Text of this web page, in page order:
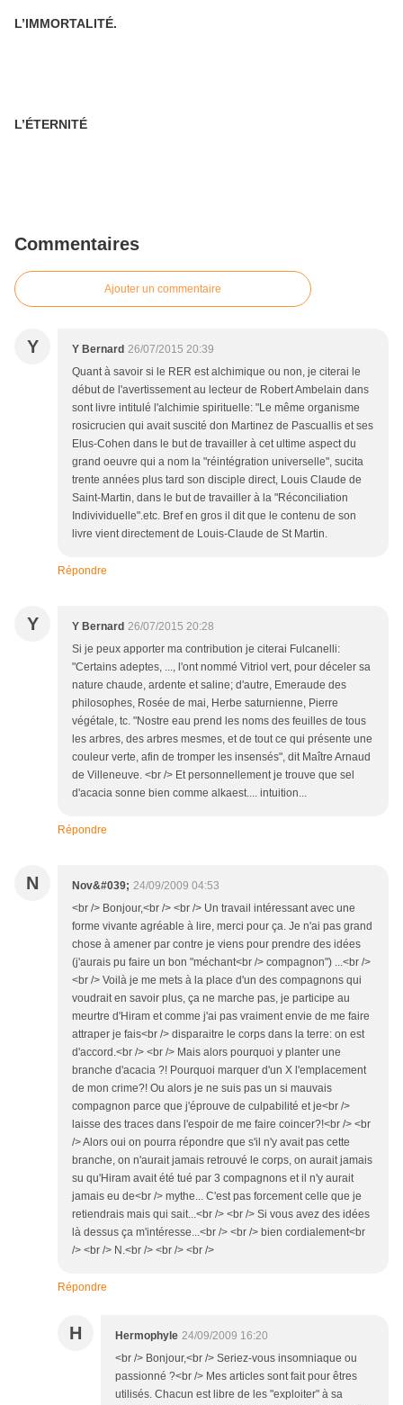
L’IMMORTALITÉ.
L’ÉTERNITÉ
Commentaires
Ajouter un commentaire
Y Y Bernard 26/07/2015 20:39
Quant à savoir si le RER est alchimique ou non, je citerai le
début de l'avertissement au lecteur de Robert Ambelain dans
sont livre intitulé l'alchimie spirituelle: "Le même organisme
rosicrucien qui avait suscité don Martinez de Pascuallis et ses
Elus-Cohen dans le but de travailler à cet ultime aspect du
grand oeuvre qui a nom la "réintégration universelle", sucita
trente années plus tard son disciple direct, Louis Claude de
Saint-Martin, dans le but de travailler à la "Réconciliation
Indivividuelle".etc. Bref en gros il dit que le contenu de son
livre vient directement de Louis-Claude de St Martin.
Répondre
Y Y Bernard 26/07/2015 20:28
Si je peux apporter ma contribution je citerai Fulcanelli:
"Certains adeptes, ..., l'ont nommé Vitriol vert, pour déceler sa
nature chaude, ardente et saline; d'autre, Emeraude des
philosophes, Rosée de mai, Herbe saturnienne, Pierre
végétale, tc. "Nostre eau prend les noms des feuilles de tous
les arbres, des arbres mesmes, et de tout ce qui présente une
couleur verte, afin de tromper les insensés", dit Maître Arnaud
de Villeneuve. <br /> Et personnellement je trouve que sel
d'acacia sonne bien comme alkaest.... intuition...
Répondre
N Nov&#039; 24/09/2009 04:53
<br /> Bonjour,<br /> <br /> Un travail intéressant avec une
forme vivante agréable à lire, merci pour ça. Je n'ai pas grand
chose à amener par contre je viens pour prendre des idées
(j'aurais pu faire un bon "méchant<br /> compagnon") ...<br />
<br /> Voilà je me mets à la place d'un des compagnons qui
voudrait en savoir plus, ça ne marche pas, je participe au
meurtre d'Hiram et comme j'ai pas vraiment envie de me faire
attraper je fais<br /> disparaitre le corps dans la terre: on est
d'accord.<br /> <br /> Mais alors pourquoi y planter une
branche d'acacia ?! Pourquoi marquer d'un X l'emplacement
de mon crime?! Ou alors je ne suis pas un si mauvais
compagnon parce que j'éprouve de culpabilité et je<br />
laisse des traces dans l'espoir de me faire coincer?!<br /> <br
/> Alors oui on pourra répondre que s'il n'y avait pas cette
branche, on n'aurait jamais retrouvé le corps, on aurait jamais
su qu'Hiram avait été tué par 3 compagnons et il n'y aurait
jamais eu de<br /> mythe... C'est pas forcement celle que je
retiendrais mais qui sait...<br /> <br /> Si vous avez des idées
là dessus ça m'intéresse...<br /> <br /> bien cordialement<br
/> <br /> N.<br /> <br /> <br />
Répondre
H Hermophyle 24/09/2009 16:20
<br /> Bonjour,<br /> Seriez-vous insomniaque ou
passionné ?<br /> Mes articles sont fait pour êtres
utilisés. Chacun est libre de les "exploiter" à sa